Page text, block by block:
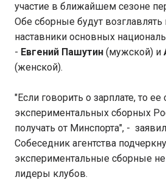
участие в ближайшем сезоне
Обе сборные будут
наставники основных
- Евгений Пашутин (мужской) и
(женской).
"Если говорить о зарплате, то ее
экспериментальных сборных
получать от Минспорта", -
Собеседник агентства
экспериментальные сборные
лидеры клубов.